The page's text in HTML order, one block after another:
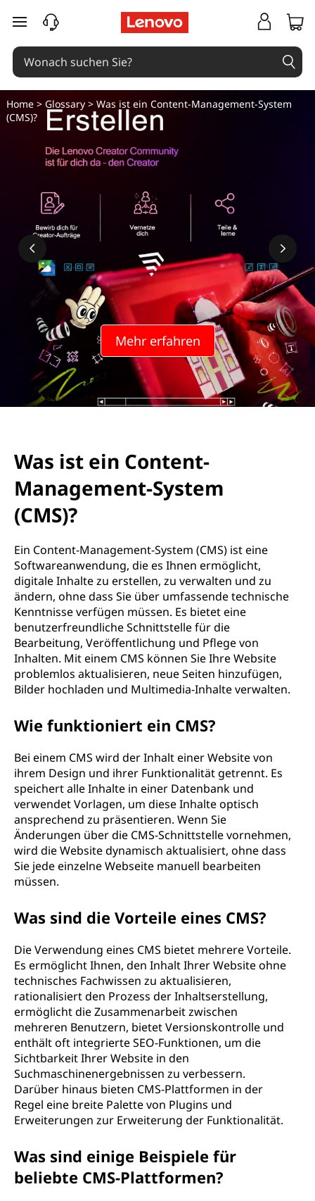
W
a
e
M
n
m
M
zum Hauptinhalt springen
Mehr erfahren
Home> Glossary> Was ist ein Content-Management-System
(CMS)?
Was ist ein Content-
Management-System
(CMS)?
Ein Content-Management-System (CMS) ist eine
Softwareanwendung, die es Ihnen ermöglicht,
digitale Inhalte zu erstellen, zu verwalten und zu
ändern, ohne dass Sie über umfassende technische
Kenntnisse verfügen müssen. Es bietet eine
benutzerfreundliche Schnittstelle für die
Bearbeitung, Veröffentlichung und Pflege von
Inhalten. Mit einem CMS können Sie Ihre Website
problemlos aktualisieren, neue Seiten hinzufügen,
Bilder hochladen und Multimedia-Inhalte verwalten.
Wie funktioniert ein CMS?
Bei einem CMS wird der Inhalt einer Website von
ihrem Design und ihrer Funktionalität getrennt. Es
speichert alle Inhalte in einer Datenbank und
verwendet Vorlagen, um diese Inhalte optisch
ansprechend zu präsentieren. Wenn Sie
Änderungen über die CMS-Schnittstelle vornehmen,
wird die Website dynamisch aktualisiert, ohne dass
Sie jede einzelne Webseite manuell bearbeiten
müssen.
Was sind die Vorteile eines CMS?
Die Verwendung eines CMS bietet mehrere Vorteile.
Es ermöglicht Ihnen, den Inhalt Ihrer Website ohne
technisches Fachwissen zu aktualisieren,
rationalisiert den Prozess der Inhaltserstellung,
ermöglicht die Zusammenarbeit zwischen
mehreren Benutzern, bietet Versionskontrolle und
enthält oft integrierte SEO-Funktionen, um die
Sichtbarkeit Ihrer Website in den
Suchmaschinenergebnissen zu verbessern.
Darüber hinaus bieten CMS-Plattformen in der
Regel eine breite Palette von Plugins und
Erweiterungen zur Erweiterung der Funktionalität.
Was sind einige Beispiele für
beliebte CMS-Plattformen?